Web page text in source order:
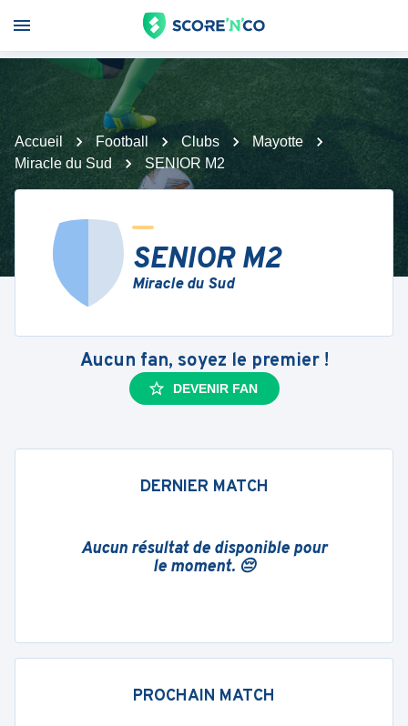
Accueil Football Clubs
Mayotte
Miracle du Sud
SENIOR M2
SENIOR M2
Miracle du Sud
Aucun fan, soyez le premier !
DEVENIR FAN
DERNIER MATCH
Aucun résultat de disponible pour
le moment. 😔
PROCHAIN MATCH